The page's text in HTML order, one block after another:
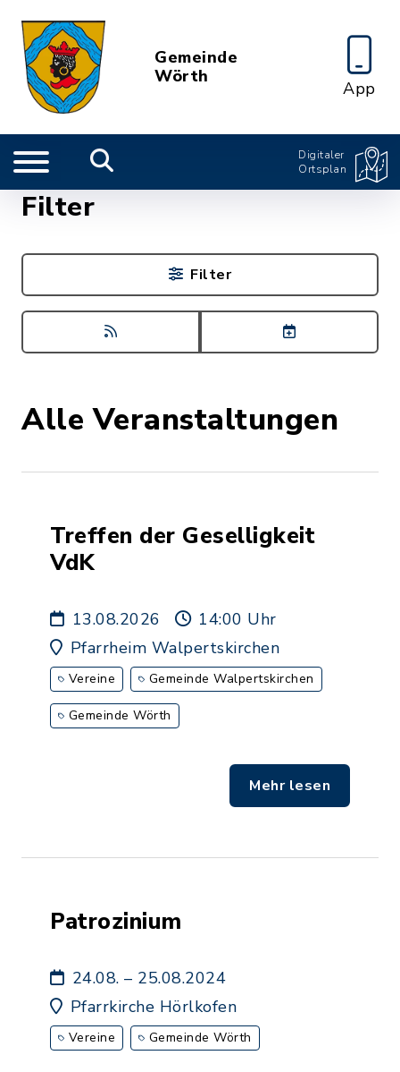
Gemeinde
Wörth
App
Digitaler
Ortsplan
Alle Veranstaltungen
Treffen der Geselligkeit
VdK
13.08.2026
14:00 Uhr
Pfarrheim Walpertskirchen
Vereine Gemeinde Walpertskirchen
Gemeinde Wörth
Mehr lesen
Patrozinium
24.08. – 25.08.2024
Pfarrkirche Hörlkofen
Vereine Gemeinde Wörth
Filter
Filter